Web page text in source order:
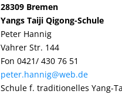
28309 Bremen
Yangs Taiji Qigong-Schule
Peter Hannig
Vahrer Str. 144
Fon 0421/ 430 76 51
peter.hannig@web.de
Schule f. traditionelles Yang-